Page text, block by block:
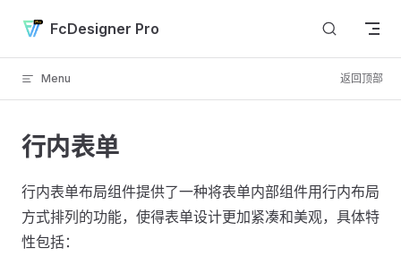
Skip to content
FcDesigner Pro
Menu 返回顶部
行内表单
行内表单布局组件提供了一种将表单内部组件用行内布局
方式排列的功能，使得表单设计更加紧凑和美观，具体特
性包括：